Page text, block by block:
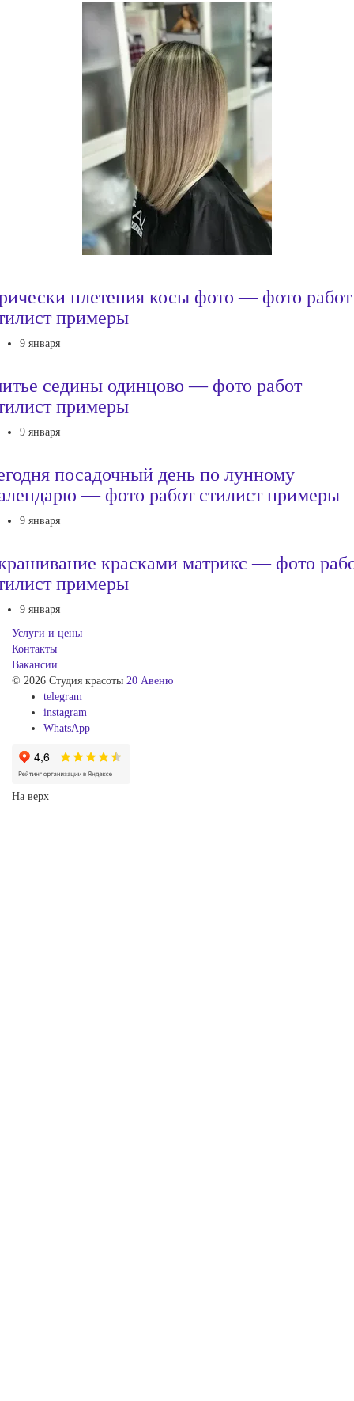
плетения косы фото — фото работ
примеры
9 января
седины одинцово — фото работ
примеры
9 января
посадочный день по лунному
— фото работ стилист примеры
9 января
красками матрикс — фото
примеры
9 января
Услуги и цены
Контакты
Вакансии
© 2026 Студия красоты 20 Авеню
telegram
instagram
WhatsApp
На верх